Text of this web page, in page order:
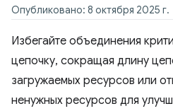
Опубликовано: 8 октября 2025 г.
Избегайте объединения
цепочку, сокращая длину
загружаемых ресурсов или
ненужных ресурсов для